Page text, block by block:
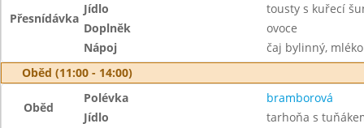
Přesnídávka
Jídlo
tousty s kuřecí
Doplněk
ovoce
Nápoj
čaj bylinný, mléko
Oběd (11:00 - 14:00)
Oběd
Polévka
bramborová
Jídlo
tarhoňa s